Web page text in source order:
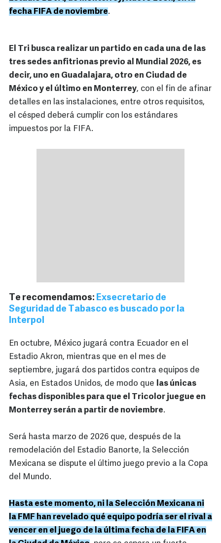
fecha FIFA de noviembre.
El Tri busca realizar un partido en cada una de las
tres sedes anfitrionas previo al Mundial 2026, es
decir, uno en Guadalajara, otro en Ciudad de
México y el último en Monterrey, con el fin de afinar
detalles en las instalaciones, entre otros requisitos,
el césped deberá cumplir con los estándares
impuestos por la FIFA.
Te recomendamos: Exsecretario de
Seguridad de Tabasco es buscado por la
Interpol
En octubre, México jugará contra Ecuador en el
Estadio Akron, mientras que en el mes de
septiembre, jugará dos partidos contra equipos de
Asia, en Estados Unidos, de modo que las únicas
fechas disponibles para que el Tricolor juegue en
Monterrey serán a partir de noviembre.
Será hasta marzo de 2026 que, después de la
remodelación del Estadio Banorte, la Selección
Mexicana se dispute el último juego previo a la Copa
del Mundo.
Hasta este momento, ni la Selección Mexicana ni
la FMF han revelado qué equipo podría ser el rival a
vencer en el juego de la última fecha de la FIFA en